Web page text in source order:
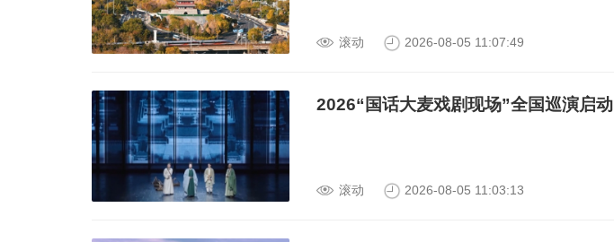
滚动 2026-08-05 11:07:49
2026“国话大麦戏剧现场”全国巡演启动
滚动 2026-08-05 11:03:13